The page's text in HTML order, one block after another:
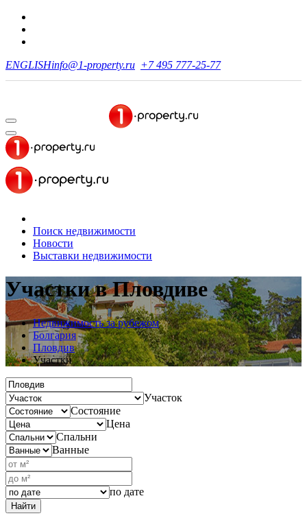
ENGLISHinfo@1-property.ru +7 495 777-25-77
Поиск недвижимости
Новости
Выставки недвижимости
Участкив Пловдиве
Недвижимость за рубежом
Болгария
Пловдив
Участки
Участок
Состояние
Цена
Спальни
Ванные
по дате
Найти